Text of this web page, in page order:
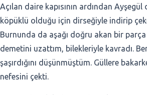
Açılan daire kapısının ardından
köpüklü olduğu için dirseğiyle indirip
Burnunda da aşağı doğru akan bir parça
demetini uzattım, bilekleriyle kavradı.
şaşırdığını düşünmüştüm. Güllere
nefesini çekti.